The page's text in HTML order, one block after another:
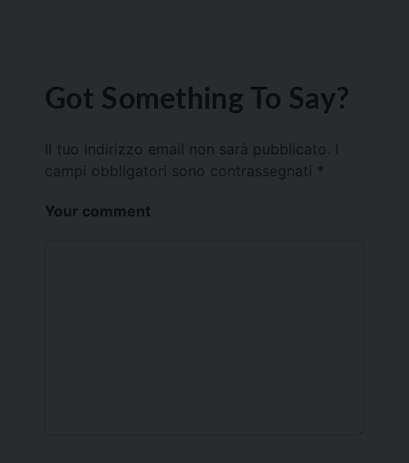
Got Something To Say?
Il tuo indirizzo email non sarà pubblicato.
campi obbligatori sono contrassegnati *
Your comment